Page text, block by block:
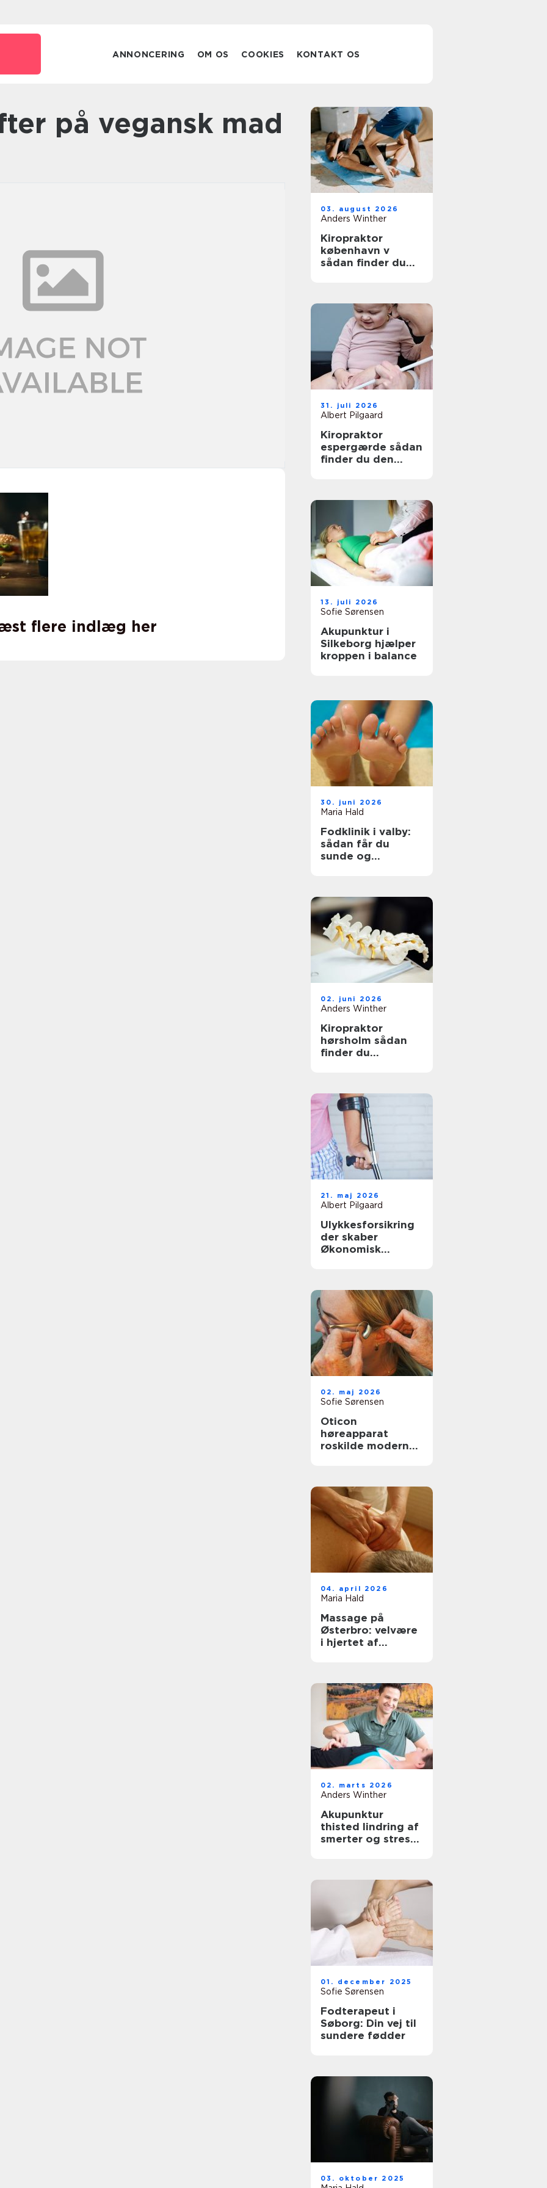
ANNONCERING OM OS COOKIES KONTAKT OS
på vegansk mad
flere indlæg her
03. august 2026
Anders Winther
Kiropraktor
københavn v
sådan finder du
31. juli 2026
Albert Pilgaard
Kiropraktor
espergærde sådan
finder du den
13. juli 2026
Sofie Sørensen
Akupunktur i
Silkeborg hjælper
kroppen i balance
30. juni 2026
Maria Hald
Fodklinik i valby:
sådan får du
sunde og
02. juni 2026
Anders Winther
Kiropraktor
hørsholm sådan
finder du
21. maj 2026
Albert Pilgaard
Ulykkesforsikring
der skaber
Økonomisk
02. maj 2026
Sofie Sørensen
Oticon
høreapparat
roskilde moderne
04. april 2026
Maria Hald
Massage på
Østerbro: velvære
i hjertet af
02. marts 2026
Anders Winther
Akupunktur
thisted lindring af
smerter og stress
01. december 2025
Sofie Sørensen
Fodterapeut i
Søborg: Din vej til
sundere fødder
03. oktober 2025